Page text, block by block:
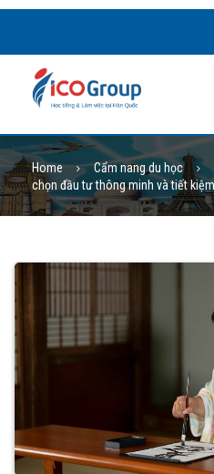
Home Cẩm nang du học
chọn đầu tư thông minh và tiết